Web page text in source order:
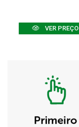
VER PREÇO